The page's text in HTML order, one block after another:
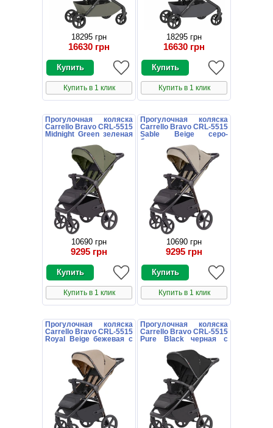
18295 грн
16630 грн
Купить в 1 клик
18295 грн
16630 грн
Купить в 1 клик
Прогулочная коляска
Carrello Bravo CRL-5515
Midnight Green зеленая
10690 грн
9295 грн
Купить в 1 клик
Прогулочная коляска
Carrello Bravo CRL-5515
Sable Beige серо-
бежевая с чехлом на
10690 грн
9295 грн
Купить в 1 клик
Прогулочная коляска
Carrello Bravo CRL-5515
Royal Beige бежевая с
Прогулочная коляска
Carrello Bravo CRL-5515
Pure Black черная с